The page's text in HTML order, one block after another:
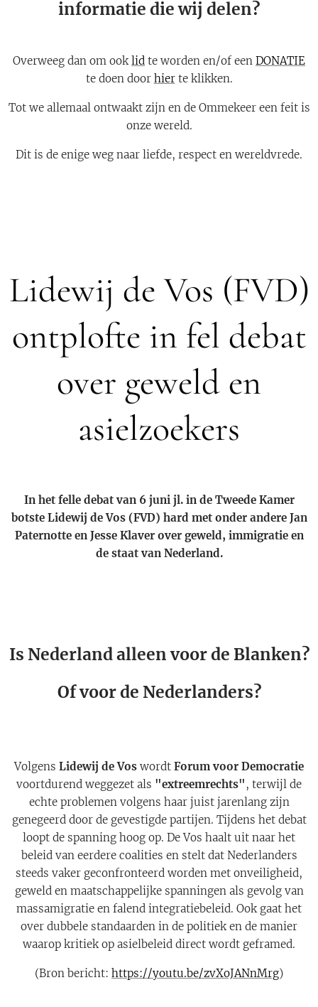
informatie die wij delen?
Overweeg dan om ooklid te worden en/of een DONATIE
te doen door hierte klikken.
Tot we allemaal ontwaakt zijn en de Ommekeer een feit is
onze wereld.
Dit is de enige weg naar liefde, respect en wereldvrede.
Lidewij de Vos (FVD)
ontplofte in fel debat
over geweld en
asielzoekers
In het felle debat van 6 juni jl. in de Tweede Kamer
botste Lidewij de Vos (FVD) hard met onder andere Jan
Paternotte en Jesse Klaver over geweld, immigratie en
de staat van Nederland.
Is Nederland alleen voor de Blanken?
Of voor de Nederlanders?
Volgens Lidewij de Vos wordt Forum voor Democratie
voortdurend weggezet als "extreemrechts" , terwijl de
echte problemen volgens haar juist jarenlang zijn
genegeerd door de gevestigde partijen. Tijdens het debat
loopt de spanning hoog op. De Vos haalt uit naar het
beleid van eerdere coalities en stelt dat Nederlanders
steeds vaker geconfronteerd worden met onveiligheid,
geweld en maatschappelijke spanningen als gevolg van
massamigratie en falend integratiebeleid. Ook gaat het
over dubbele standaarden in de politiek en de manier
waarop kritiek op asielbeleid direct wordt geframed.
(Bron bericht: https://youtu.be/zvXoJANnMrg)